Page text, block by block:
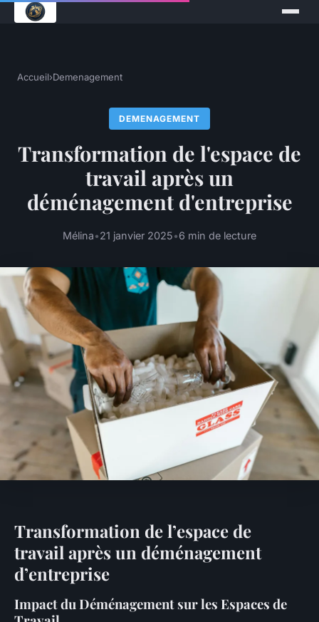
Accueil›Demenagement
DEMENAGEMENT
Transformation de l'espace de
travail après un
déménagement d'entreprise
Mélina•21 janvier 2025•6 min de lecture
Transformation de l’espace de
travail après un déménagement
d’entreprise
Impact du Déménagement sur les Espaces de